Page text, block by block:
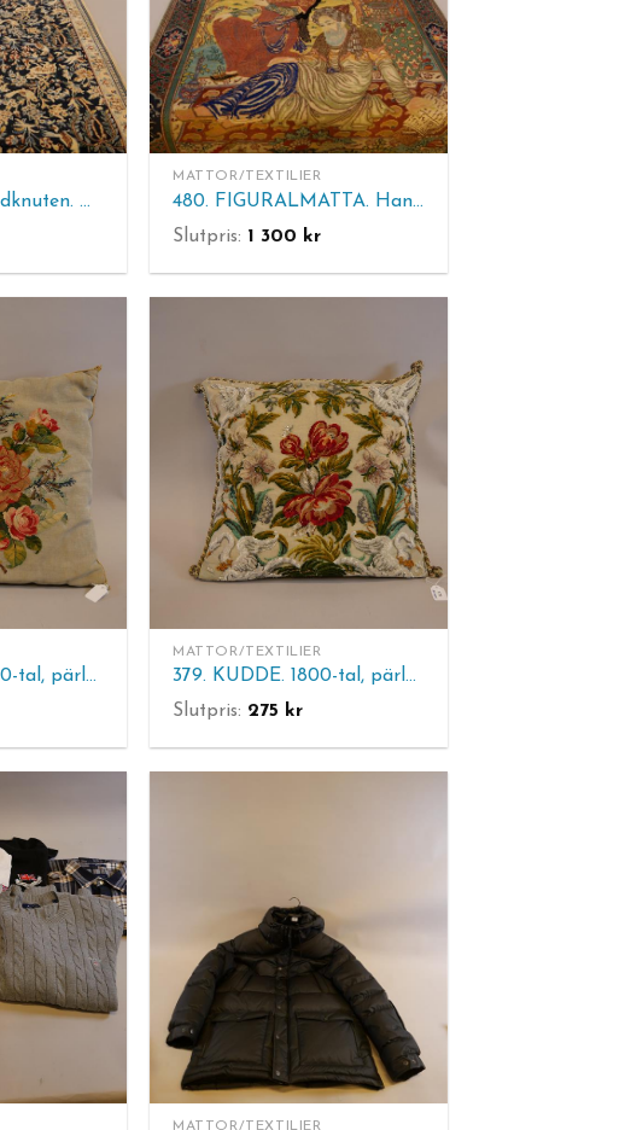
481. MATTA. Handknuten. Mått: 126 x 83 cm.
MATTOR/TEXTILIER
480. FIGURALMATTA. Handknuten. Mått: 136 x100 cm.
Slutpris: 1 300 kr
380. KUDDE. 1800-tal, pärlbroderad. Mått: 48 x 45 cm.
MATTOR/TEXTILIER
379. KUDDE. 1800-tal, pärlbroderad. Mått: 48 x 45 cm.
Slutpris: 275 kr
MATTOR/TEXTILIER